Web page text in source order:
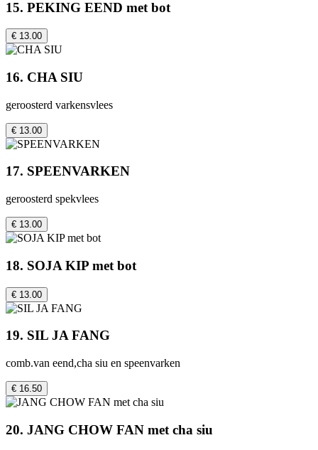
15. PEKING EEND met bot
€ 13.00
16. CHA SIU
geroosterd varkensvlees
€ 13.00
17. SPEENVARKEN
geroosterd spekvlees
€ 13.00
18. SOJA KIP met bot
€ 13.00
19. SIL JA FANG
comb.van eend,cha siu en speenvarken
€ 16.50
20. JANG CHOW FAN met cha siu